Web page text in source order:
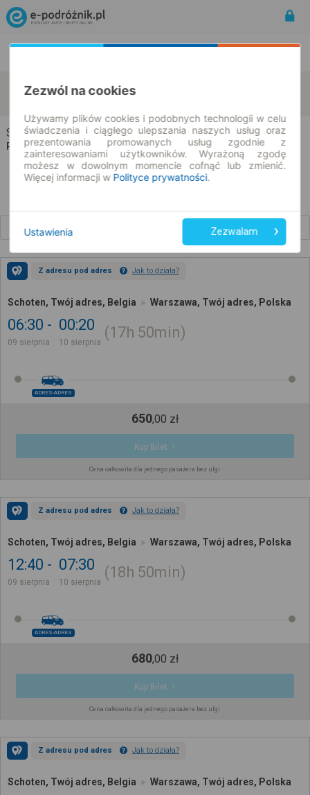
Schoten Warszawa
Schoten → Warszawa
Rozkład jazdy i bilety
Z adresu pod adres Jak to działa?
Schoten, Twój adres, Belgia Warszawa, Twój adres, Polska
06:30
09 sierpnia
00:20
10 sierpnia
17h 50min
ADRES-ADRES
650,00 zł
Kup Bilet
Cena całkowita dla jednego pasażera bez ulgi
Z adresu pod adres Jak to działa?
Schoten, Twój adres, Belgia Warszawa, Twój adres, Polska
12:40
09 sierpnia
07:30
10 sierpnia
18h 50min
ADRES-ADRES
680,00 zł
Kup Bilet
Cena całkowita dla jednego pasażera bez ulgi
Z adresu pod adres Jak to działa?
Schoten, Twój adres, Belgia Warszawa, Twój adres, Polska
Zezwól na cookies
Używamy plików cookies i podobnych technologii w celu
świadczenia i ciągłego ulepszania naszych usług oraz
prezentowania promowanych usług zgodnie z
zainteresowaniami użytkowników. Wyrażoną zgodę
możesz w dowolnym momencie cofnąć lub zmienić.
Więcej informacji w Polityce prywatności.
Ustawienia Zezwalam